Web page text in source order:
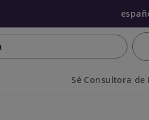
Sé Consultora de